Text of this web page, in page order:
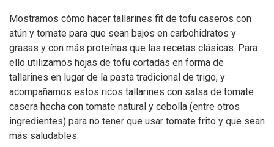
Mostramos cómo hacer tallarines fit de tofu caseros con
atún y tomate para que sean bajos en carbohidratos y
grasas y con más proteínas que las recetas clásicas. Para
ello utilizamos hojas de tofu cortadas en forma de
tallarines en lugar de la pasta tradicional de trigo, y
acompañamos estos ricos tallarines con salsa de tomate
casera hecha con tomate natural y cebolla (entre otros
ingredientes) para no tener que usar tomate frito y que sean
más saludables.